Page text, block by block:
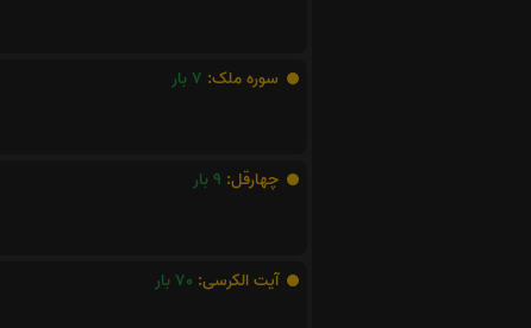
سوره ملک: 7 بار
چهارقل: 9بار
آیت الکرسی: 70 بار